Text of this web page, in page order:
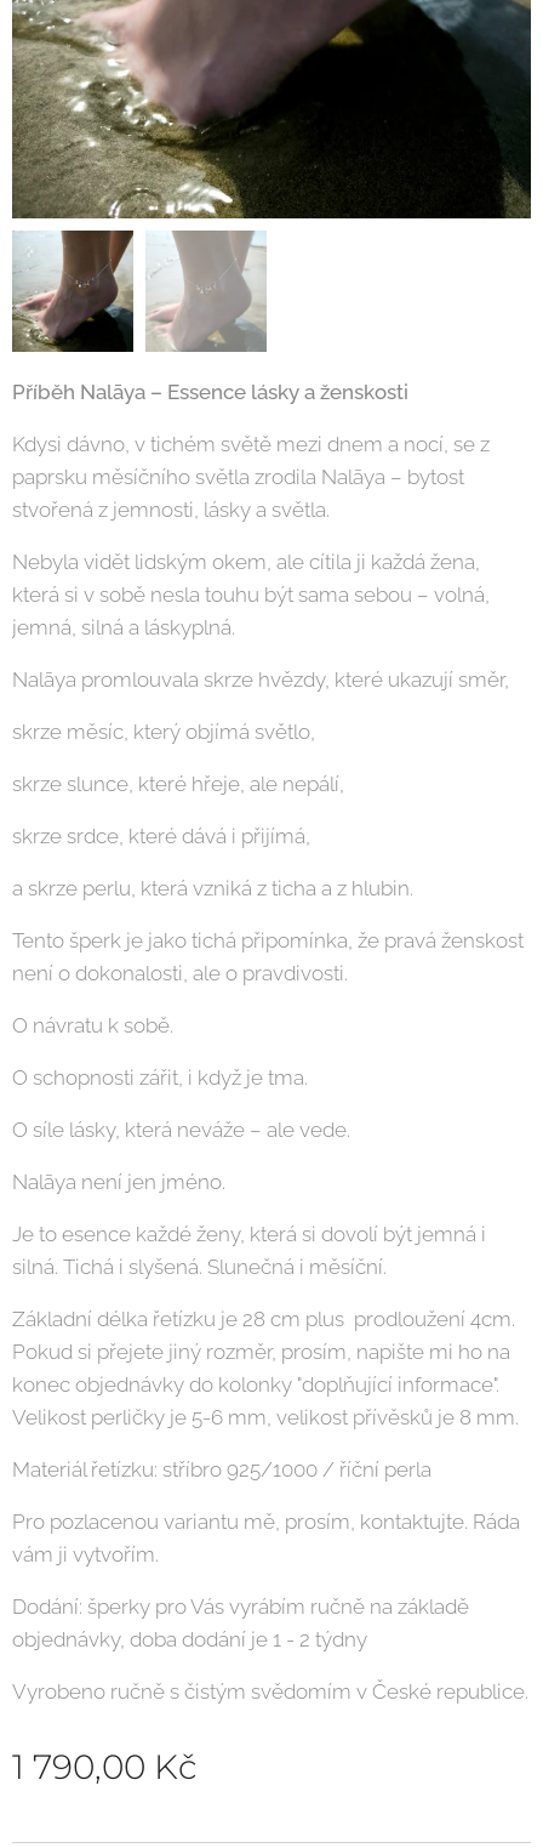
Příběh Nalāya – Essence lásky a ženskosti
Kdysi dávno, v tichém světě mezi dnem a nocí, se z
paprsku měsíčního světla zrodila Nalāya – bytost
stvořená z jemnosti, lásky a světla.
Nebyla vidět lidským okem, ale cítila ji každá žena,
která si v sobě nesla touhu být sama sebou – volná,
jemná, silná a láskyplná.
Nalāya promlouvala skrze hvězdy, které ukazují směr,
skrze měsíc, který objímá světlo,
skrze slunce, které hřeje, ale nepálí,
skrze srdce, které dává i přijímá,
a skrze perlu, která vzniká z ticha a z hlubin.
Tento šperk je jako tichá připomínka, že pravá ženskost
není o dokonalosti, ale o pravdivosti.
O návratu k sobě.
O schopnosti zářit, i když je tma.
O síle lásky, která neváže – ale vede.
Nalāya není jen jméno.
Je to esence každé ženy, která si dovolí být jemná i
silná. Tichá i slyšená. Slunečná i měsíční.
Základní délka řetízku je 28 cm plus prodloužení 4cm.
Pokud si přejete jiný rozměr, prosím, napište mi ho na
konec objednávky do kolonky "doplňující informace".
Velikost perličky je 5-6 mm, velikost přívěsků je 8 mm.
Materiál řetízku: stříbro 925/1000 / říční perla
Pro pozlacenou variantu mě, prosím, kontaktujte. Ráda
vám ji vytvořím.
Dodání: šperky pro Vás vyrábím ručně na základě
objednávky, doba dodání je 1 - 2 týdny
Vyrobeno ručně s čistým svědomím v České republice.
1 790,00 Kč